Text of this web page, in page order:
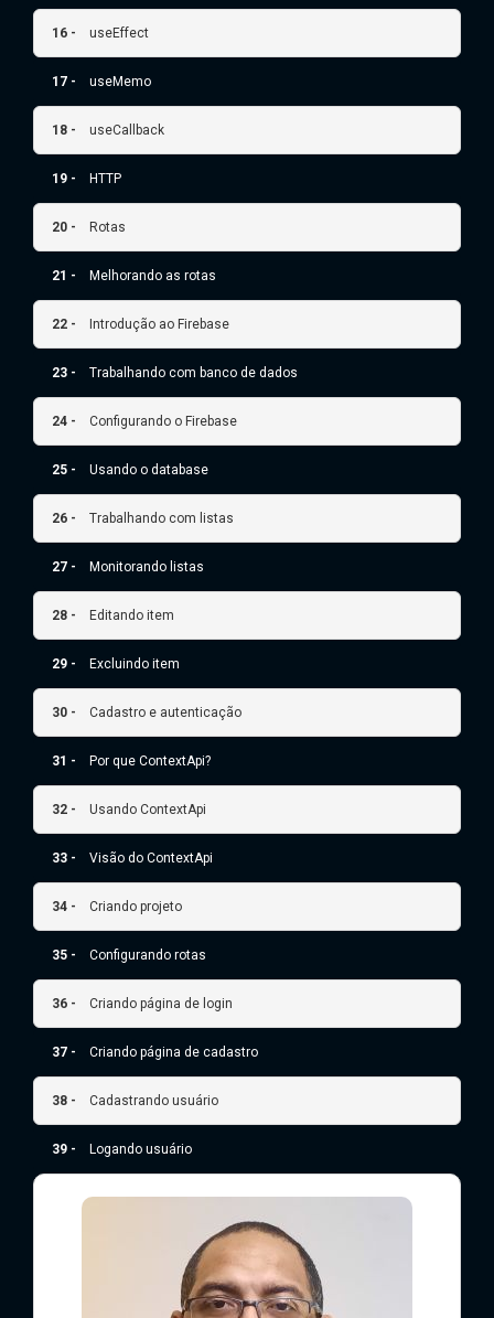
16 - useEffect
17 - useMemo
18 - useCallback
19 - HTTP
20 - Rotas
21 - Melhorando as rotas
22 - Introdução ao Firebase
23 - Trabalhando com banco de dados
24 - Configurando o Firebase
25 - Usando o database
26 - Trabalhando com listas
27 - Monitorando listas
28 - Editando item
29 - Excluindo item
30 - Cadastro e autenticação
31 - Por que ContextApi?
32 - Usando ContextApi
33 - Visão do ContextApi
34 - Criando projeto
35 - Configurando rotas
36 - Criando página de login
37 - Criando página de cadastro
38 - Cadastrando usuário
39 - Logando usuário